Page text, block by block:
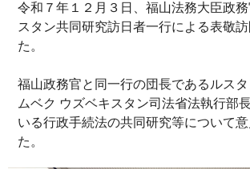
令和７年１２月３日、福山法務大臣政
スタン共同研究訪日者一行による表敬
た。
福山政務官と同一行の団長であるルス
ムベク ウズベキスタン司法省法執行部
いる行政手続法の共同研究等について
た。